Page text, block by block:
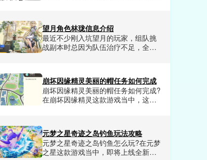
也找不到密码，折腾好久都摸不到通
关的正确思路。很多人试了十几种方
法都卡在这里，一直在找一套零失
133关的通关方法。
望月角色林珑信息介绍
最近不少刚入坑望月的玩家，组队挑
战副本时总因为队伍治疗不足，全员
回血、还能补输出的泛用型人选，折
腾了好久才发现城北街听花说花店的
巽风系角色林珑，是当前版本获取门
林珑的详细信息。
崩坏因缘精灵美丽的帽任务如何完成
崩坏因缘精灵美丽的帽任务如何完成?
在崩坏因缘精灵这款游戏当中，这款
们玩家不仅可以领取到超多福利资
源，还有可以解锁成就奖励。崩坏因
缘精灵美丽的帽任务怎么完成呢?这是
元梦之星奇迹之岛钓鱼玩法攻略
元梦之星奇迹之岛钓鱼怎么玩?在元梦
之星这款游戏当中，即将上线全新玩